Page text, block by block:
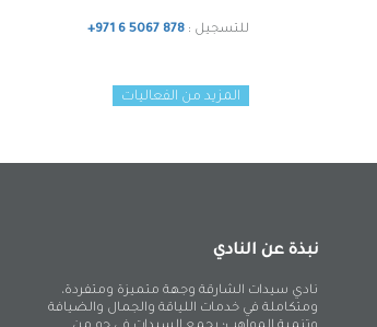
للتسجيل : +971 6 5067 878
المزيد من الفعاليات
نبذة عن النادي
نادي سيدات الشارقة وجهة متميزة ومتفردة،
ومتكاملة في خدمات اللياقة والجمال والضيافة